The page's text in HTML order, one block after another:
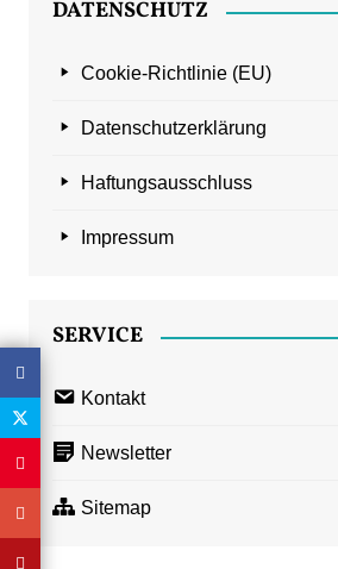
DATENSCHUTZ
Cookie-Richtlinie (EU)
Datenschutzerklärung
Haftungsausschluss
Impressum
SERVICE
Kontakt
Newsletter
Sitemap